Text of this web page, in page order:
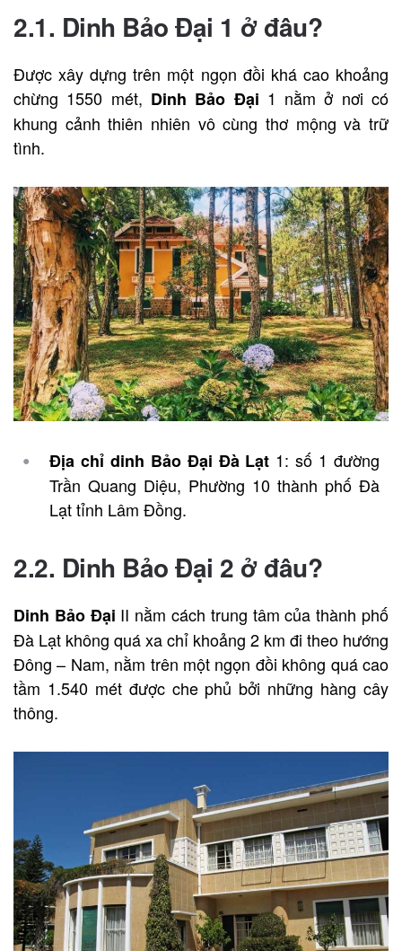
2.1. Dinh Bảo Đại 1 ở đâu?
Được xây dựng trên một ngọn đồi khá cao khoảng
chừng 1550 mét, Dinh Bảo Đại 1 nằm ở nơi có
khung cảnh thiên nhiên vô cùng thơ mộng và trữ
tình.
Địa chỉ dinh Bảo Đại Đà Lạt 1: số 1 đường
Trần Quang Diệu, Phường 10 thành phố Đà
Lạt tỉnh Lâm Đồng.
2.2. Dinh Bảo Đại 2 ở đâu?
Dinh Bảo Đại II nằm cách trung tâm của thành phố
Đà Lạt không quá xa chỉ khoảng 2 km đi theo hướng
Đông – Nam, nằm trên một ngọn đồi không quá cao
tầm 1.540 mét được che phủ bởi những hàng cây
thông.